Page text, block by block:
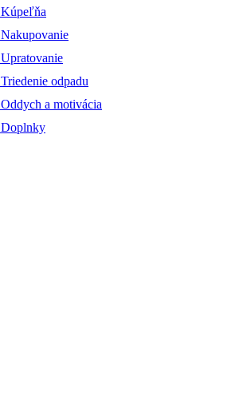
Kúpeľňa
Nakupovanie
Upratovanie
Triedenie odpadu
Oddych a motivácia
Doplnky